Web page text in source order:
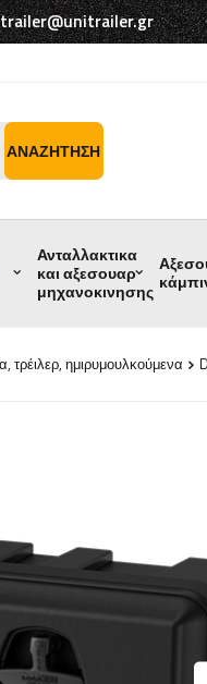
ΑΝΑΖΉΤΗΣΗ
Ανταλλακτικα
και αξεσουαρ
μηχανοκινησης
τρέιλερ, ημιρυμουλκούμενα